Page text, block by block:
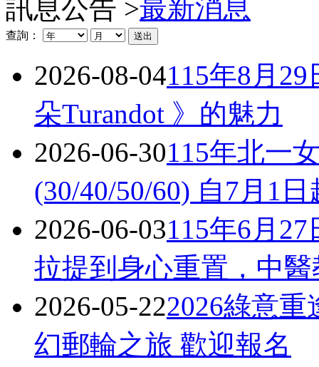
訊息公告 >最新消息
查詢：
2026-08-04115年8月
朵Turandot 》的魅力
2026-06-30115年北一
(30/40/50/60) 自7月1
2026-06-03115年6月
拉提到身心重置，中
2026-05-222026綠意
幻郵輪之旅 歡迎報名